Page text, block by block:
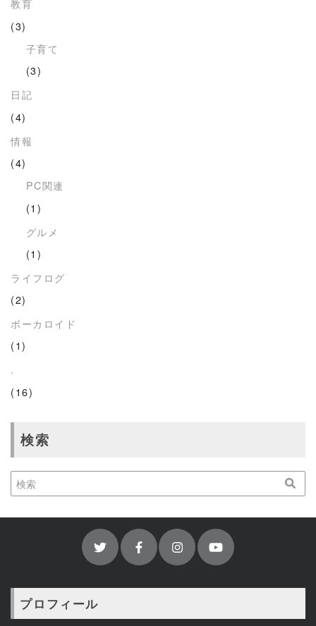
教育
(3)
子育て
(3)
日記
(4)
情報
(4)
PC関連
(1)
グルメ
(1)
ライフログ
(2)
ボーカロイド
(1)
.
(16)
検索
プロフィール